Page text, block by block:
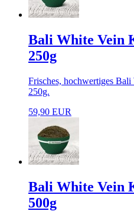
Bali White Vein
250g
Frisches, hochwertiges
250g.
59,90 EUR
Bali White Vein
500g